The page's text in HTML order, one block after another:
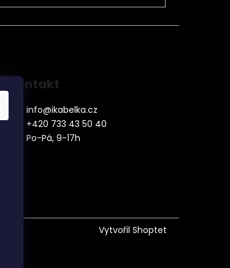
Kontakt
info@ikabelka.cz
+420 733 43 50 40
Po-Pá, 9-17h
Vytvořil Shoptet